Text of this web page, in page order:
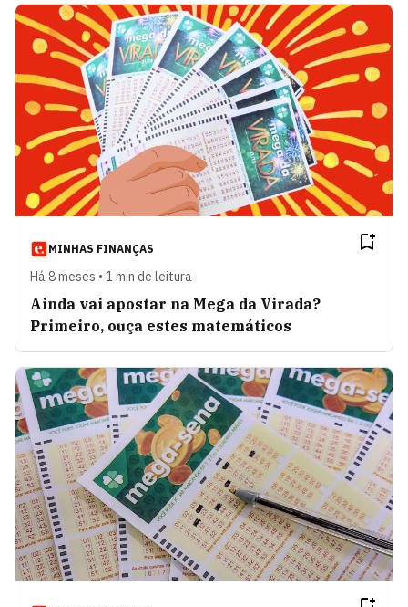
MINHAS FINANÇAS
Há 8 meses • 1 min de leitura
Ainda vai apostar na Mega da Virada?
Primeiro, ouça estes matemáticos